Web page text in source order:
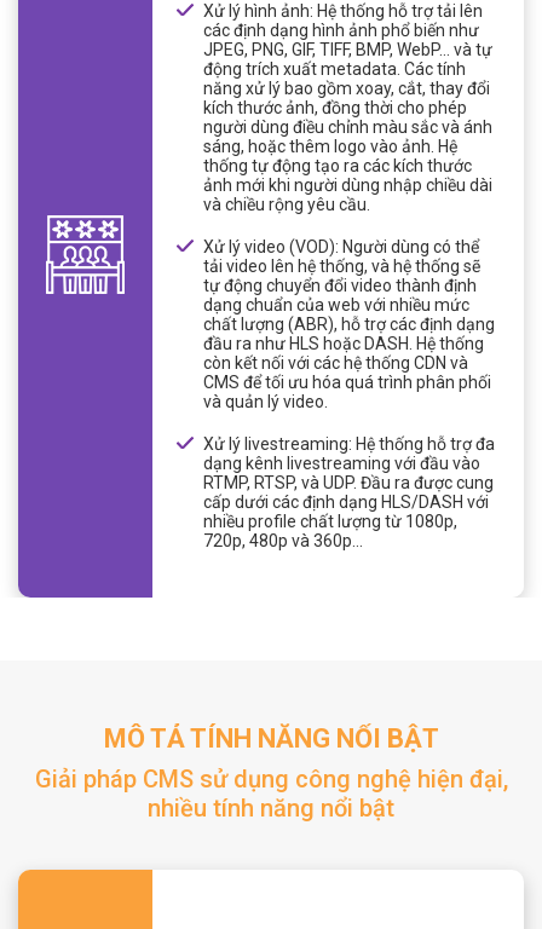
Xử lý hình ảnh: Hệ thống hỗ trợ tải lên
các định dạng hình ảnh phổ biến như
JPEG, PNG, GIF, TIFF, BMP, WebP… và tự
động trích xuất metadata. Các tính
năng xử lý bao gồm xoay, cắt, thay đổi
kích thước ảnh, đồng thời cho phép
người dùng điều chỉnh màu sắc và ánh
sáng, hoặc thêm logo vào ảnh. Hệ
thống tự động tạo ra các kích thước
ảnh mới khi người dùng nhập chiều dài
và chiều rộng yêu cầu.
Xử lý video (VOD): Người dùng có thể
tải video lên hệ thống, và hệ thống sẽ
tự động chuyển đổi video thành định
dạng chuẩn của web với nhiều mức
chất lượng (ABR), hỗ trợ các định dạng
đầu ra như HLS hoặc DASH. Hệ thống
còn kết nối với các hệ thống CDN và
CMS để tối ưu hóa quá trình phân phối
và quản lý video.
Xử lý livestreaming: Hệ thống hỗ trợ đa
dạng kênh livestreaming với đầu vào
RTMP, RTSP, và UDP. Đầu ra được cung
cấp dưới các định dạng HLS/DASH với
nhiều profile chất lượng từ 1080p,
720p, 480p và 360p...
MÔ TẢ TÍNH NĂNG NỔI BẬT
Giải pháp CMS sử dụng công nghệ hiện đại,
nhiều tính năng nổi bật